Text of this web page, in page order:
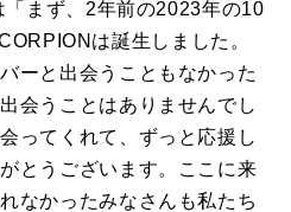
まず、2年前の2023年の10
は誕生しました。
ーと出会うこともなかった
会うことはありませんでし
ってくれて、ずっと応援し
とうございます。ここに来
なかったみなさんも私たち